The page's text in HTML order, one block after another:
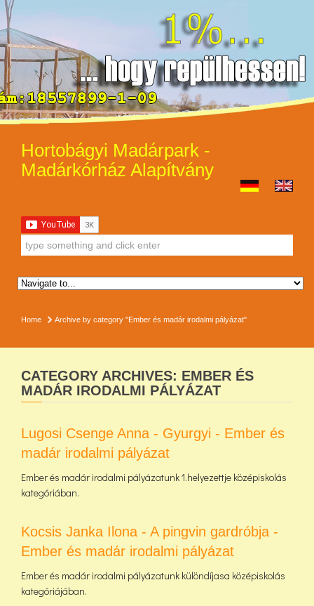
Hortobágyi Madárpark -
Madárkórház Alapítvány
Home Archive by category "Ember és madár irodalmi pályázat"
CATEGORY ARCHIVES: EMBER ÉS
MADÁR IRODALMI PÁLYÁZAT
Lugosi Csenge Anna - Gyurgyi - Ember és
madár irodalmi pályázat
Ember és madár irodalmi pályázatunk 1.helyezettje középiskolás
kategóriában.
Kocsis Janka Ilona - A pingvin gardróbja -
Ember és madár irodalmi pályázat
Ember és madár irodalmi pályázatunk különdíjasa középiskolás
kategóriájában.